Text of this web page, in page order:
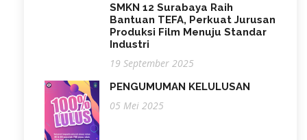
SMKN 12 Surabaya Raih
Bantuan TEFA, Perkuat Jurusan
Produksi Film Menuju Standar
Industri
19 September 2025
PENGUMUMAN KELULUSAN
05 Mei 2025